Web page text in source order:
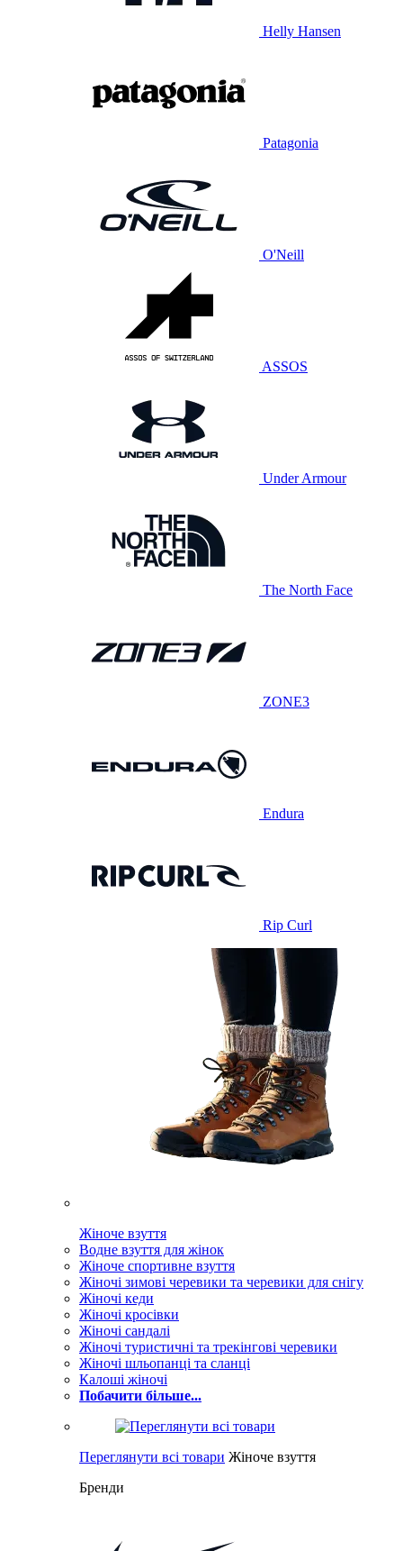
Helly Hansen
Patagonia
O'Neill
ASSOS
Under Armour
The North Face
ZONE3
Endura
Rip Curl
Жіноче взуття
Водне взуття для жінок
Жіноче спортивне взуття
Жіночі зимові черевики та черевики для снігу
Жіночі кеди
Жіночі кросівки
Жіночі сандалі
Жіночі туристичні та трекінгові черевики
Жіночі шльопанці та сланці
Калоші жіночі
Побачити більше...
Переглянути всі товари Жіноче взуття
Бренди